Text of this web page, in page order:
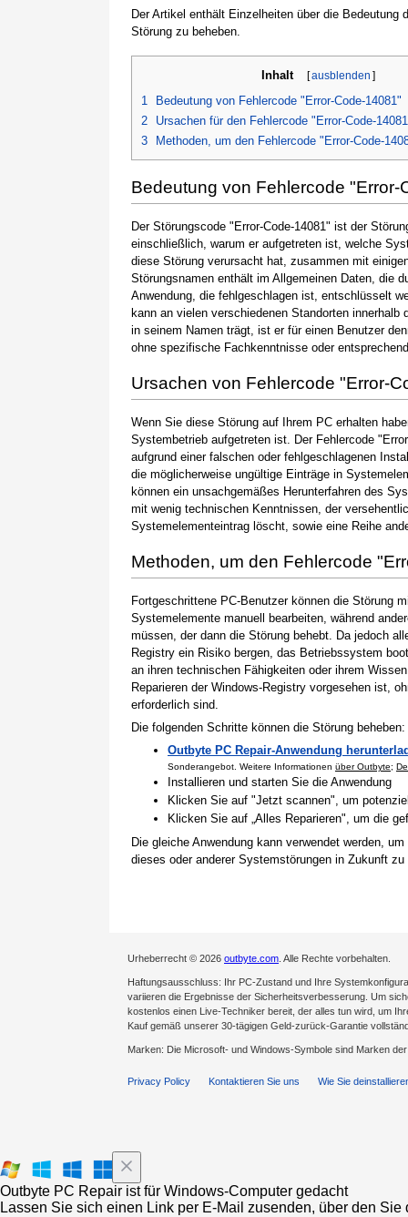
Der Artikel enthält Einzelheiten über die
Störung zu beheben.
Inhalt [ ausblenden ]
1
Bedeutung von Fehlercode "Error-Code-14081"
2
Ursachen für den Fehlercode "Error-Code-
3
Methoden, um den Fehlercode "Error-Code-
Bedeutung von Fehlercode "Error-
Der Störungscode "Error-Code-14081" ist der
einschließlich, warum er aufgetreten ist, welche
diese Störung verursacht hat, zusammen mit
Störungsnamen enthält im Allgemeinen Daten, die
Anwendung, die fehlgeschlagen ist, entschlüsselt
kann an vielen verschiedenen Standorten
in seinem Namen trägt, ist er für einen Benutzer
ohne spezifische Fachkenntnisse oder
Ursachen von Fehlercode "Error-
Wenn Sie diese Störung auf Ihrem PC erhalten
Systembetrieb aufgetreten ist. Der Fehlercode
aufgrund einer falschen oder fehlgeschlagenen
die möglicherweise ungültige Einträge in
können ein unsachgemäßes Herunterfahren des
mit wenig technischen Kenntnissen, der
Systemelementeintrag löscht, sowie eine Reihe
Methoden, um den Fehlercode
Fortgeschrittene PC-Benutzer können die Störung
Systemelemente manuell bearbeiten, während
müssen, der dann die Störung behebt. Da jedoch
Registry ein Risiko bergen, das Betriebssystem
an ihren technischen Fähigkeiten oder ihrem
Reparieren der Windows-Registry vorgesehen ist,
erforderlich sind.
Die folgenden Schritte können die Störung beheben:
Outbyte PC Repair-Anwendung
Sonderangebot. Weitere Informationen über Outbyte;
Installieren und starten Sie die Anwendung
Klicken Sie auf "Jetzt scannen", um
Klicken Sie auf „Alles Reparieren", um die
Die gleiche Anwendung kann verwendet werden,
dieses oder anderer Systemstörungen in Zukunft zu
Urheberrecht © 2026 outbyte.com . Alle Rechte vorbehalten.
Haftungsausschluss: Ihr PC-Zustand und Ihre
variieren die Ergebnisse der Sicherheitsverbesserung. Um
kostenlos einen Live-Techniker bereit, der alles tun wird, um
Kauf gemäß unserer 30-tägigen Geld-zurück-Garantie
Marken: Die Microsoft- und Windows-Symbole sind Marken
Privacy Policy Kontaktieren Sie uns Wie Sie
Outbyte PC Repair ist für Windows-Computer gedacht
Lassen Sie sich einen Link per E-Mail zusenden, über den